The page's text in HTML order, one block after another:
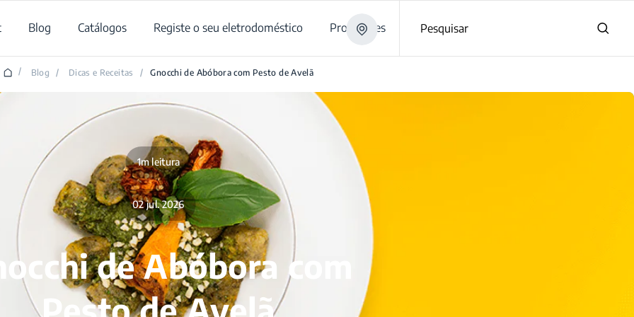
Blog Catálogos Registe o seu eletrodoméstico Promoções Pesquisar
/ Blog / Dicas e Receitas / Gnocchi de Abóbora com Pesto de Avelã
1m leitura
02 jul. 2026
de Abóbora com